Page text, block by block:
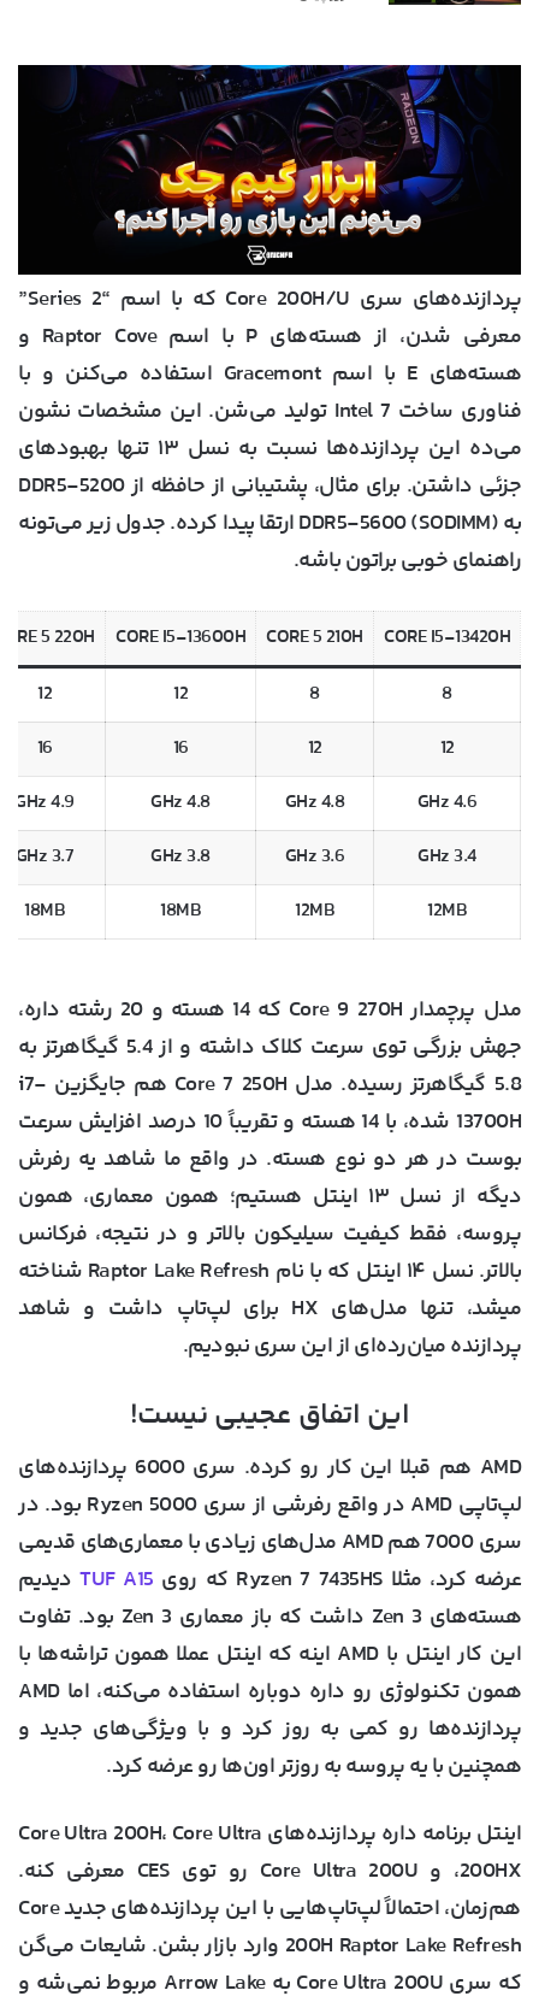
پردازنده‌های سری Core 200H/U که با اسم “Series 2”
معرفی شدن، از هسته‌های P با اسم Raptor Cove و
هسته‌های E با اسم Gracemont استفاده می‌کنن و با
فناوری ساخت Intel 7 تولید می‌شن. این مشخصات نشون
می‌ده این پردازنده‌ها نسبت به نسل ۱۳ تنها بهبودهای
جزئی داشتن. برای مثال، پشتیبانی از حافظه از DDR5-5200
به DDR5-5600 (SODIMM) ارتقا پیدا کرده. جدول زیر می‌تونه
راهنمای خوبی براتون باشه.
CORE I5-13420H
CORE 5 210H
CORE I5-13600H
5 220H
8
8
12
12
12
12
16
16
4.6 GHz
4.8 GHz
4.8 GHz
4.9 GHz
3.4 GHz
3.6 GHz
3.8 GHz
3.7 GHz
12MB
12MB
18MB
18MB
مدل پرچمدار Core 9 270H که 14 هسته و 20 رشته داره،
جهش بزرگی توی سرعت کلاک داشته و از 5.4 گیگاهرتز به
5.8 گیگاهرتز رسیده. مدل Core 7 250H هم جایگزین i7-
13700H شده، با 14 هسته و تقریباً 10 درصد افزایش سرعت
بوست در هر دو نوع هسته. در واقع ما شاهد یه رفرش
دیگه از نسل ۱۳ اینتل هستیم؛ همون معماری، همون
پروسه، فقط کیفیت سیلیکون بالاتر و در نتیجه، فرکانس
بالاتر. نسل ۱۴ اینتل که با نام Raptor Lake Refresh شناخته
میشد، تنها مدل‌های HX برای لپ‌تاپ داشت و شاهد
پردازنده میان‌رده‌ای از این سری نبودیم.
این اتفاق عجیبی نیست!
AMD هم قبلا این کار رو کرده. سری 6000 پردازنده‌های
لپ‌تاپی AMD در واقع رفرشی از سری Ryzen 5000 بود. در
سری 7000 هم AMD مدل‌های زیادی با معماری‌های قدیمی
عرضه کرد، مثلا Ryzen 7 7435HS که روی
TUF A15دیدیم
هسته‌های Zen 3 داشت که باز معماری Zen 3 بود. تفاوت
این کار اینتل با AMD اینه که اینتل عملا همون تراشه‌ها با
همون تکنولوژی رو داره دوباره استفاده می‌کنه، اما AMD
پردازنده‌ها رو کمی به روز کرد و با ویژگی‌های جدید و
همچنین با یه پروسه به روزتر اون‌ها رو عرضه کرد.
اینتل برنامه داره پردازنده‌های Core Ultra 200H، Core Ultra
200HX، و Core Ultra 200U رو توی CES معرفی کنه.
هم‌زمان، احتمالاً لپ‌تاپ‌هایی با این پردازنده‌های جدید Core
200H Raptor Lake Refresh وارد بازار بشن. شایعات می‌گن
که سری Core Ultra 200U به Arrow Lake مربوط نمی‌شه و